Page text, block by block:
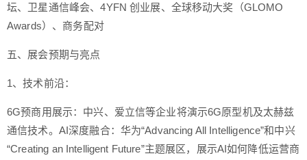
坛、卫星通信峰会、4YFN 创业展、全球移动大奖（GLOMO
Awards）、商务配对
五、展会预期与亮点
1、技术前沿：
6G预商用展示：中兴、爱立信等企业将演示6G原型机及太赫兹
通信技术。AI深度融合：华为“Advancing All Intelligence”和中兴
“Creating an Intelligent Future”主题展区，展示AI如何降低运营商